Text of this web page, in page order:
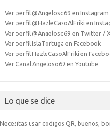
Ver perfil @Angeloso69 en Instagram
Ver perfil @HazleCasoAlFriki en
Ver perfil @Angeloso69 en Twitter /
Ver perfil IslaTortuga en Facebook
Ver perfil HazleCasoAlFriki en
Ver Canal Angeloso69 en Youtube
Lo que se dice
Necesitas usar codigos QR, buenos,